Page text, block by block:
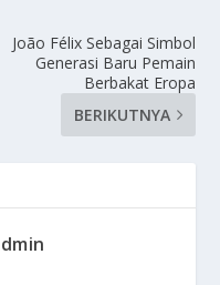
João Félix Sebagai Simbol
Generasi Baru Pemain
Berbakat Eropa
BERIKUTNYA